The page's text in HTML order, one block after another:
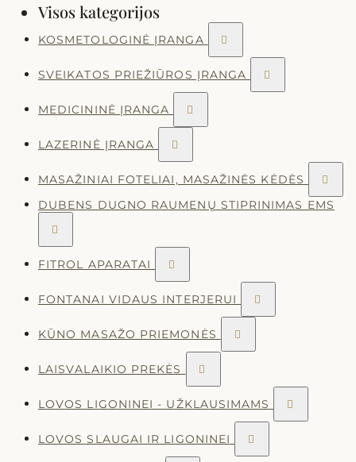
Visos kategorijos
KOSMETOLOGINĖ ĮRANGA 
SVEIKATOS PRIEŽIŪROS ĮRANGA 
MEDICININĖ ĮRANGA 
LAZERINĖ ĮRANGA 
MASAŽINIAI FOTELIAI, MASAŽINĖS KĖDĖS

DUBENS DUGNO RAUMENŲ STIPRINIMAS EMS

FITROL APARATAI 
FONTANAI VIDAUS INTERJERUI 
KŪNO MASAŽO PRIEMONĖS 
LAISVALAIKIO PREKĖS 
LOVOS LIGONINEI - UŽKLAUSIMAMS 
LOVOS SLAUGAI IR LIGONINEI 